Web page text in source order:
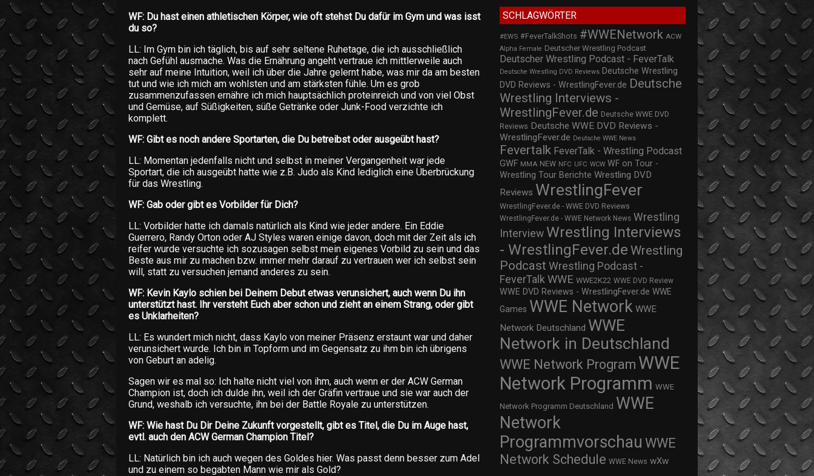
WF: Du hast einen athletischen Körper, wie oft stehst Du dafür im Gym und was isst
du so?
LL: Im Gym bin ich täglich, bis auf sehr seltene Ruhetage, die ich ausschließlich
nach Gefühl ausmache. Was die Ernährung angeht vertraue ich mittlerweile auch
sehr auf meine Intuition, weil ich über die Jahre gelernt habe, was mir da am besten
tut und wie ich mich am wohlsten und am stärksten fühle. Um es grob
zusammenzufassen ernähre ich mich hauptsächlich proteinreich und von viel Obst
und Gemüse, auf Süßigkeiten, süße Getränke oder Junk-Food verzichte ich
komplett.
WF: Gibt es noch andere Sportarten, die Du betreibst oder ausgeübt hast?
LL: Momentan jedenfalls nicht und selbst in meiner Vergangenheit war jede
Sportart, die ich ausgeübt hatte wie z.B. Judo als Kind lediglich eine Überbrückung
für das Wrestling.
WF: Gab oder gibt es Vorbilder für Dich?
LL: Vorbilder hatte ich damals natürlich als Kind wie jeder andere. Ein Eddie
Guerrero, Randy Orton oder AJ Styles waren einige davon, doch mit der Zeit als ich
reifer wurde versuchte ich sozusagen selbst mein eigenes Vorbild zu sein und das
Beste aus mir zu machen bzw. immer mehr darauf zu vertrauen wer ich selbst sein
will, statt zu versuchen jemand anderes zu sein.
WF: Kevin Kaylo schien bei Deinem Debut etwas verunsichert, auch wenn Du ihn
unterstützt hast. Ihr versteht Euch aber schon und zieht an einem Strang, oder gibt
es Unklarheiten?
LL: Es wundert mich nicht, dass Kaylo von meiner Präsenz erstaunt war und daher
verunsichert wurde. Ich bin in Topform und im Gegensatz zu ihm bin ich übrigens
von Geburt an adelig.
Sagen wir es mal so: Ich halte nicht viel von ihm, auch wenn er der ACW German
Champion ist, doch ich dulde ihn, weil ich der Gräfin vertraue und sie war auch der
Grund, weshalb ich versuchte, ihn bei der Battle Royale zu unterstützen.
WF: Wie hast Du Dir Deine Zukunft vorgestellt, gibt es Titel, die Du im Auge hast,
evtl. auch den ACW German Champion Titel?
LL: Natürlich bin ich auch wegen des Goldes hier. Was passt denn besser zum Adel
und zu einem so begabten Mann wie mir als Gold?
SCHLAGWÖRTER
#EWS #FeverTalkShots #WWENetwork ACW
Alpha Female Deutscher Wrestling Podcast
Deutscher Wrestling Podcast - FeverTalk
Deutsche Wrestling DVD Reviews Deutsche Wrestling
DVD Reviews - WrestlingFever.de Deutsche
Wrestling Interviews -
WrestlingFever.de Deutsche WWE DVD
Reviews Deutsche WWE DVD Reviews -
WrestlingFever.de Deutsche WWE News
Fevertalk FeverTalk - Wrestling Podcast
GWF MMA NEW NFC UFC WCW WF on Tour -
Wrestling Tour Berichte Wrestling DVD
Reviews WrestlingFever
WrestlingFever.de - WWE DVD Reviews
WrestlingFever.de - WWE Network News Wrestling
Interview Wrestling Interviews
- WrestlingFever.de Wrestling
Podcast Wrestling Podcast -
FeverTalk WWE WWE2K22 WWE DVD Review
WWE DVD Reviews - WrestlingFever.de WWE
Games WWE Network WWE
Network Deutschland WWE
Network in Deutschland
WWE Network Program WWE
Network Programm WWE
Network Programm Deutschland WWE
Network
Programmvorschau WWE
Network Schedule WWE News wXw